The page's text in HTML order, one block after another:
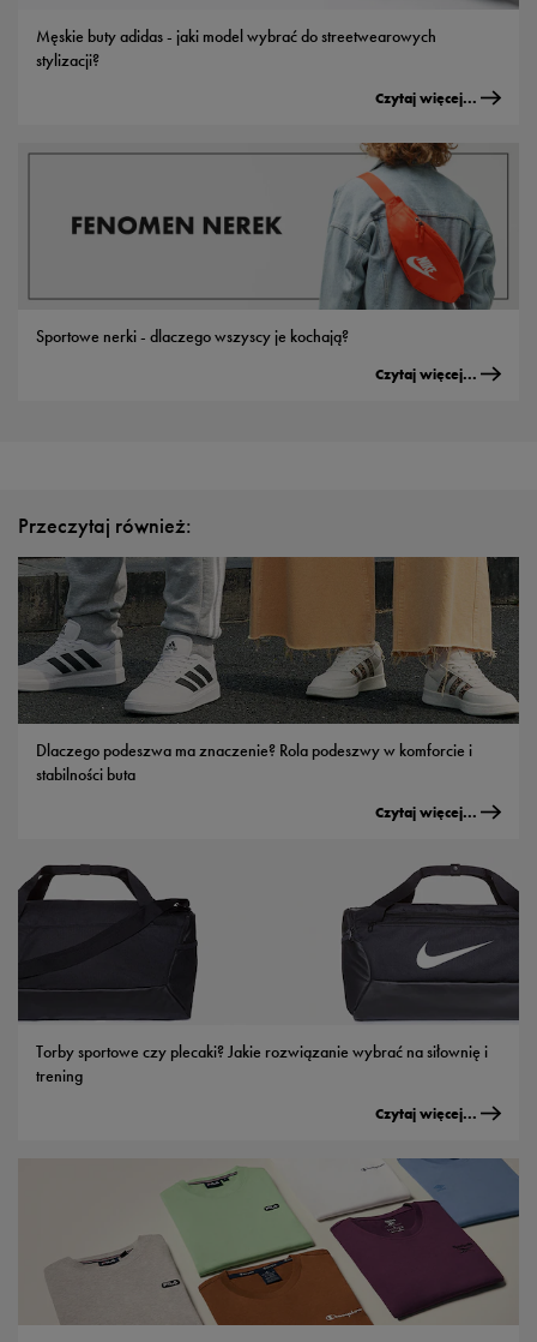
Męskie buty adidas - jaki model wybrać do streetwearowych
stylizacji?
Czytaj więcej...
Sportowe nerki - dlaczego wszyscy je kochają?
Czytaj więcej...
Przeczytaj również:
Dlaczego podeszwa ma znaczenie? Rola podeszwy w komforcie i
stabilności buta
Czytaj więcej...
Torby sportowe czy plecaki? Jakie rozwiązanie wybrać na siłownię i
trening
Czytaj więcej...